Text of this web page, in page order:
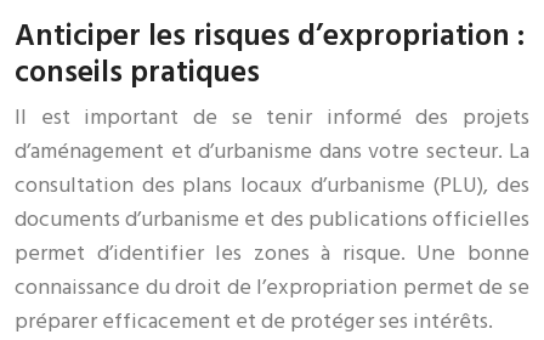
Anticiper les risques d’expropriation :
conseils pratiques
Il est important de se tenir informé des projets
d’aménagement et d’urbanisme dans votre secteur. La
consultation des plans locaux d’urbanisme (PLU), des
documents d’urbanisme et des publications officielles
permet d’identifier les zones à risque. Une bonne
connaissance du droit de l’expropriation permet de se
préparer efficacement et de protéger ses intérêts.